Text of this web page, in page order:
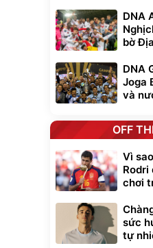
DNA
bờ
DNA
Joga
và
OFF
Vì
Rodri
chơi
sức
tự